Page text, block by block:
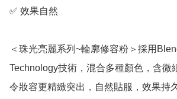
✅ 效果自然
＜珠光亮麗系列~輪廓修容粉＞採用
Technology技術，混合多種顏色，含微
令妝容更精緻突出，自然貼服，效果持久